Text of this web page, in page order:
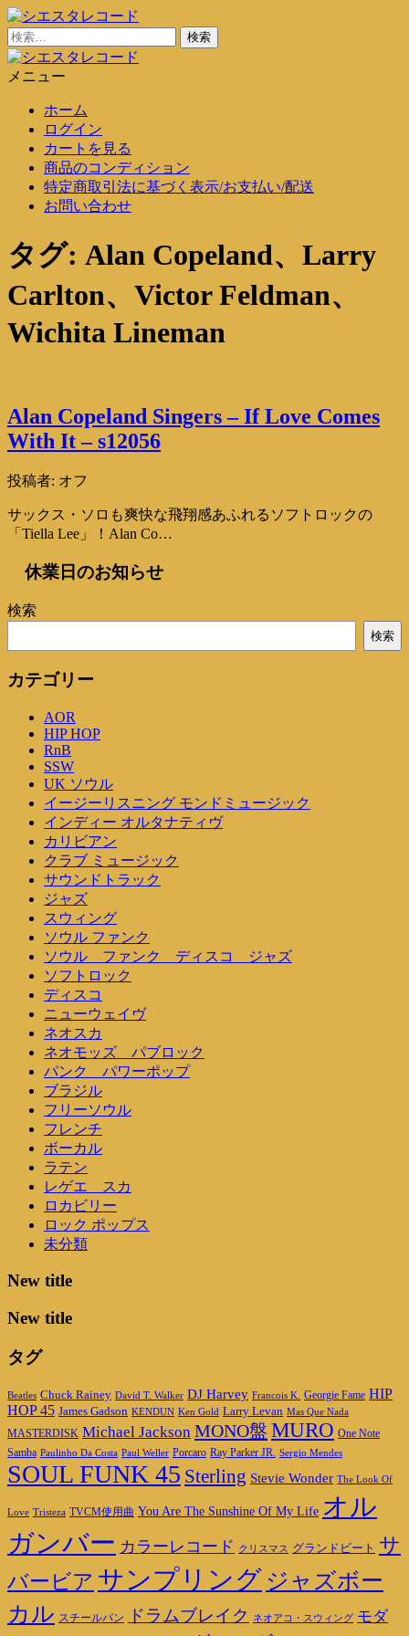
コ
ン
テ
ン
シエスタレコード
中古レコード通販
検
索:
メニュー
ホーム
ログイン
カートを見る
商品のコンディション
特定商取引法に基づく表示/お支払い/配送
お問い合わせ
タグ: Alan Copeland、Larry
Carlton、Victor Feldman、
Wichita Lineman
Alan Copeland Singers – If Love Comes
With It – s12056
投稿者: オフ
サックス・ソロも爽快な飛翔感あふれるソフトロックの
「Tiella Lee」！Alan Co…
休業日のお知らせ
検索
検索
カテゴリー
AOR
HIP HOP
RnB
SSW
UK ソウル
イージーリスニング モンドミュージック
インディー オルタナティヴ
カリビアン
クラブ ミュージック
サウンドトラック
ジャズ
スウィング
ソウル ファンク
ソウル ファンク ディスコ ジャズ
ソフトロック
ディスコ
ニューウェイヴ
ネオスカ
ネオモッズ パブロック
パンク パワーポップ
ブラジル
フリーソウル
フレンチ
ボーカル
ラテン
レゲエ スカ
ロカビリー
ロック ポップス
未分類
New title
New title
タグ
Beatles Chuck Rainey David T. Walker DJ Harvey Francois K. Georgie Fame HIP
HOP 45 James Gadson KENDUN Ken Gold Larry Levan Mas Que Nada
MASTERDISK Michael Jackson MONO盤 MURO One Note
Samba Paulinho Da Costa Paul Weller Porcaro Ray Parker JR. Sergio Mendes
SOUL FUNK 45 Sterling Stevie Wonder The Look Of
Love Tristeza TVCM使用曲 You Are The Sunshine Of My Life オル
ガンバー カラーレコード クリスマス グランドビート サ
バービア サンプリング ジャズボー
カル スチールパン ドラムブレイク ネオアコ・スウィング モダ